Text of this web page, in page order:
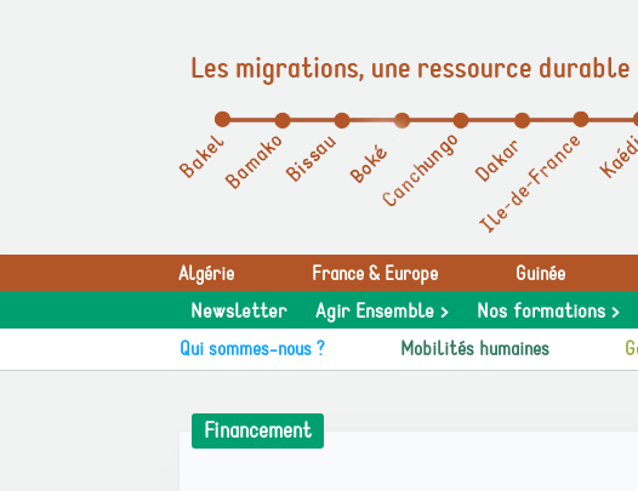
Les migrations, une ressource
Algérie France & Europe Guinée
Newsletter Agir Ensemble > Nos formations >
Qui sommes-nous ? Mobilités humaines
Financement